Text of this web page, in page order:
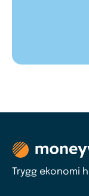
Trygg ekonomi